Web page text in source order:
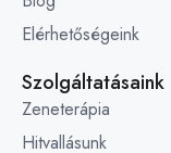
Elérhetőségeink
Szolgáltatásaink
Zeneterápia
Hitvallásunk